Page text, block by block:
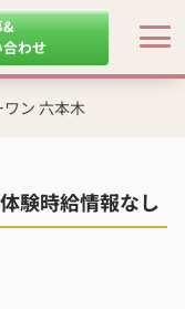
わせ
ワン 六本木
験時給情報なし